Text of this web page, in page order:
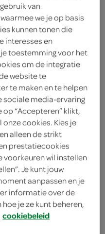
Laat je
zien
verkopen wijmeer
zichtbaar bij de
automatisch
van
we je op basis
kunnen tonen die
interesses en
toestemming voor het
om de integratie
website te
te maken en te helpen
sociale media-ervaring
“Accepteren” klikt,
cookies. Kies je
alleen de strikt
prestatiecookies
voorkeuren wil instellen
Je kunt jouw
aanpassen en je
informatie over de
je ze kunt beheren,
cookiebeleid